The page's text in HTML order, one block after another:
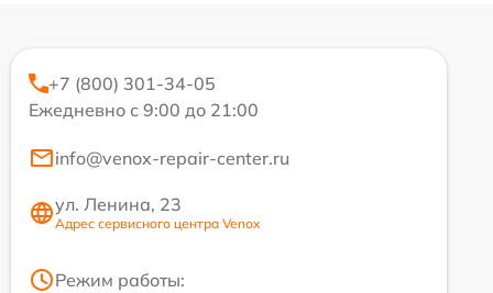
+7 (800) 301-34-05
Ежедневно с 9:00 до 21:00
info@venox-repair-center.ru
ул. Ленина, 23
Адрес сервисного центра Venox
Режим работы: